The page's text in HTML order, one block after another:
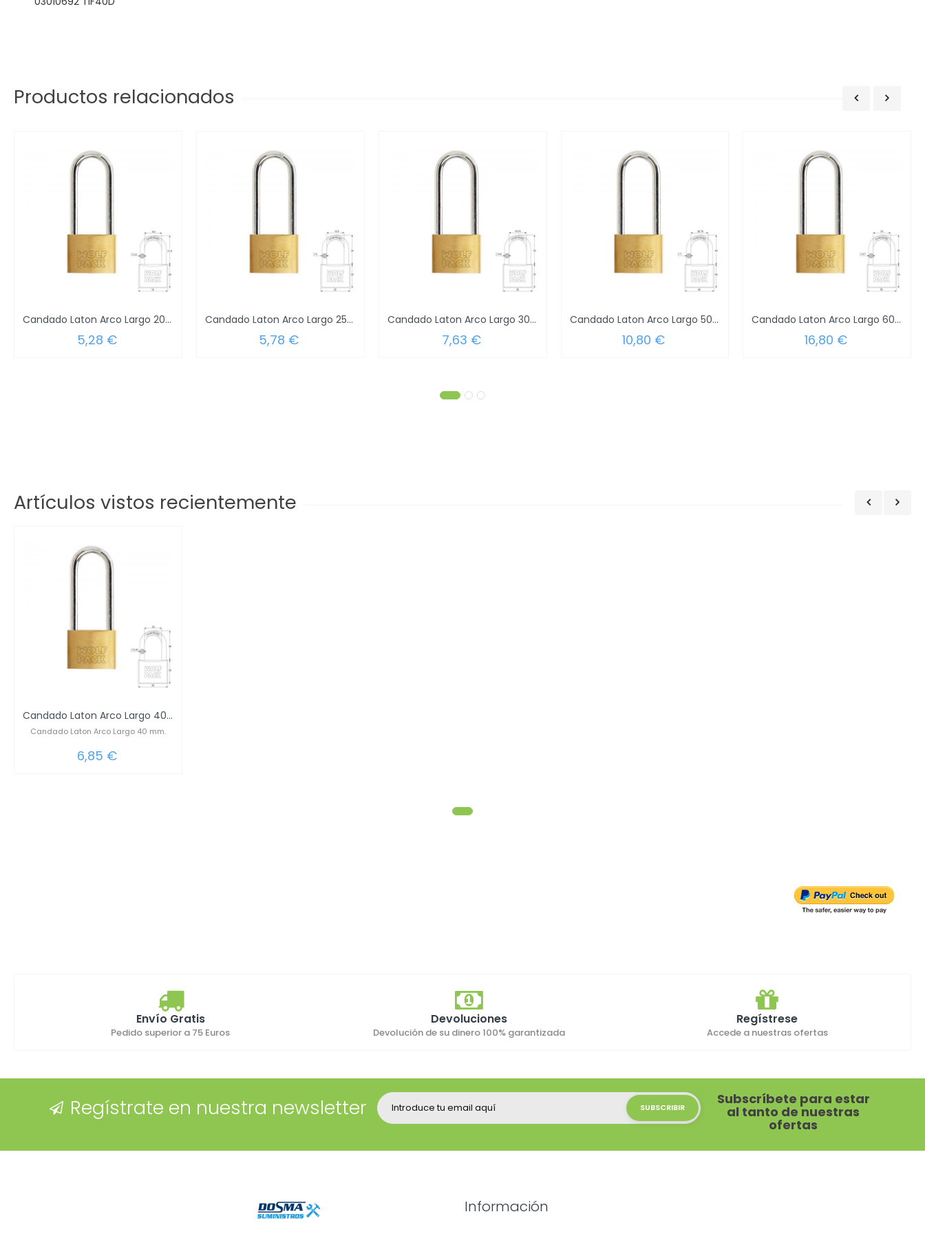
Productos relacionados
Candado Laton Arco Largo 20 mm.
5,28 €
Candado Laton Arco Largo 25 mm.
5,78 €
Candado Laton Arco Largo 30 mm.
7,63 €
Candado Laton Arco Largo 50 mm.
10,80 €
Candado Laton Arco Largo 60 mm.
16,80 €
Artículos vistos recientemente
Candado Laton Arco Largo 40 mm.
Candado Laton Arco Largo 40 mm.
6,85 €
Envío Gratis
Pedido superior a 75 Euros
Devoluciones
Devolución de su dinero 100% garantizada
Regístrese
Accede a nuestras ofertas
Regístrate en nuestra newsletter Subscríbete para estar
al tanto de nuestras
ofertas
Información